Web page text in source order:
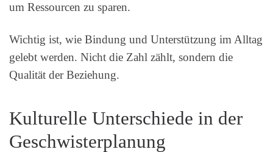
um Ressourcen zu sparen.
Wichtig ist, wie Bindung und Unterstützung im Alltag
gelebt werden. Nicht die Zahl zählt, sondern die
Qualität der Beziehung.
Kulturelle Unterschiede in der
Geschwisterplanung